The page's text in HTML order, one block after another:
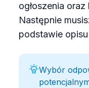
ogłoszenia
Następnie
podstawie
Wybór